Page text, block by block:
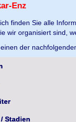
Enz
finden Sie alle
wir organisiert sind,
der
Stadien